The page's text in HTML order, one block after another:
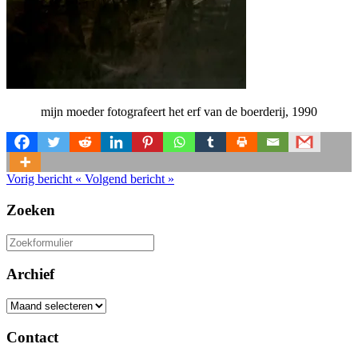
mijn moeder fotografeert het erf van de boerderij, 1990
Vorig bericht « Volgend bericht »
Zoeken
Zoeken
naar:
Archief
Archief
Contact